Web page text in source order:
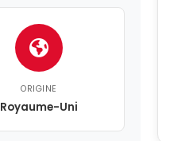
ORIGINE
Royaume-Uni